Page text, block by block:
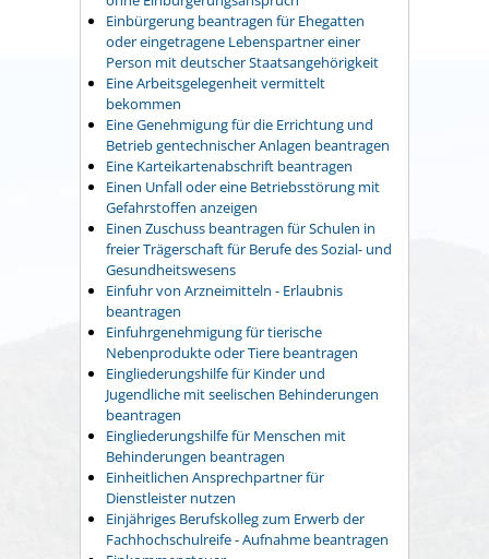
Einbürgerung beantragen für Ehegatten
oder eingetragene Lebenspartner einer
Person mit deutscher Staatsangehörigkeit
Eine Arbeitsgelegenheit vermittelt
bekommen
Eine Genehmigung für die Errichtung und
Betrieb gentechnischer Anlagen beantragen
Eine Karteikartenabschrift beantragen
Einen Unfall oder eine Betriebsstörung mit
Gefahrstoffen anzeigen
Einen Zuschuss beantragen für Schulen in
freier Trägerschaft für Berufe des Sozial- und
Gesundheitswesens
Einfuhr von Arzneimitteln - Erlaubnis
beantragen
Einfuhrgenehmigung für tierische
Nebenprodukte oder Tiere beantragen
Eingliederungshilfe für Kinder und
Jugendliche mit seelischen Behinderungen
beantragen
Eingliederungshilfe für Menschen mit
Behinderungen beantragen
Einheitlichen Ansprechpartner für
Dienstleister nutzen
Einjähriges Berufskolleg zum Erwerb der
Fachhochschulreife - Aufnahme beantragen